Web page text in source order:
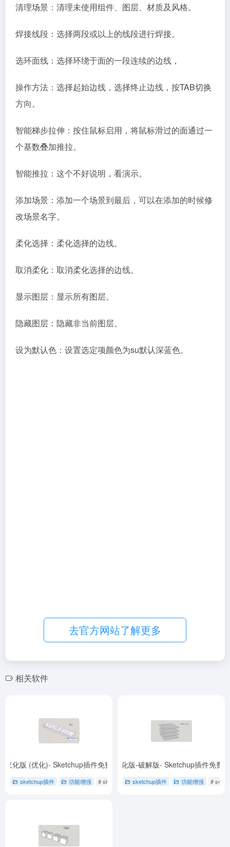
清理场景：清理未使用组件、图层、材质及风格。
焊接线段：选择两段或以上的线段进行焊接。
选环面线：选择环绕于面的一段连续的边线，
操作方法：选择起始边线，选择终止边线，按TAB切换
方向。
智能梯步拉伸：按住鼠标启用，将鼠标滑过的面通过一
个基数叠加推拉。
智能推拉：这个不好说明，看演示。
添加场景：添加一个场景到最后，可以在添加的时候修
改场景名字。
柔化选择：柔化选择的边线。
取消柔化：取消柔化选择的边线。
显示图层：显示所有图层。
隐藏图层：隐藏非当前图层。
设为默认色：设置选定项颜色为su默认深蓝色。
去官方网站了解更多
相关软件
汉化版 (优化)- Sketchup插件免费下载- FaceUp (封面向上) -1.1.0
sketchup插件 功能增强 # sketchup插件 # 免费下载 # 封面向上
s4u Layer (s4u 图层) v2.2.1-汉化版-破解版- Sketchup插件免费
sketchup插件 功能增强 # s4u